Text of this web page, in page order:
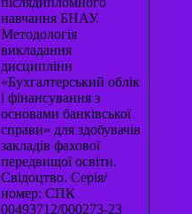
навчання БНАУ.
Методологія
викладання
дисципліни
«Бухгалтерський облік
і фінансування з
основами банківської
справи» для здобувачів
закладів фахової
передвищої освіти.
Свідоцтво. Серія/
номер: СПК
00493712/000273-23